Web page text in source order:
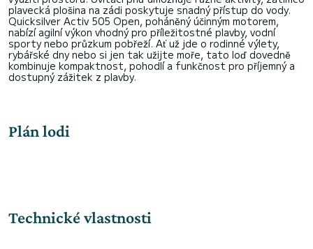
plavecká plošina na zádi poskytuje snadný přístup do vody.
Quicksilver Activ 505 Open, poháněný účinným motorem,
nabízí agilní výkon vhodný pro příležitostné plavby, vodní
sporty nebo průzkum pobřeží. Ať už jde o rodinné výlety,
rybářské dny nebo si jen tak užijte moře, tato loď dovedně
kombinuje kompaktnost, pohodlí a funkčnost pro příjemný a
Plán lodi
Technické vlastnosti